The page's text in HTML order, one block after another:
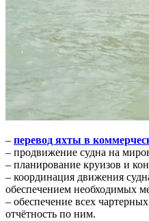
– перевод яхты в
– продвижение судна на
– планирование круизов и
– координация движения
обеспечением необходимых
– обеспечение всех
отчётность по ним.